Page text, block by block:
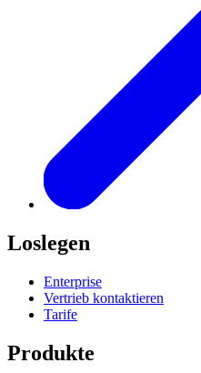
Loslegen
Enterprise
Vertrieb kontaktieren
Tarife
Produkte